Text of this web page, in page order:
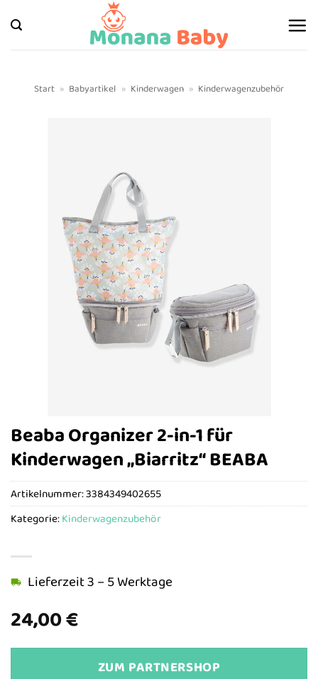
Inhalt
springen
Start » Babyartikel » Kinderwagen » Kinderwagenzubehör
Beaba Organizer 2-in-1 für
Kinderwagen „Biarritz“ BEABA
24,00€
Lieferzeit 3 – 5 Werktage
ZUM PARTNERSHOP
Artikelnummer:3384349402655
Kategorie:Kinderwagenzubehör